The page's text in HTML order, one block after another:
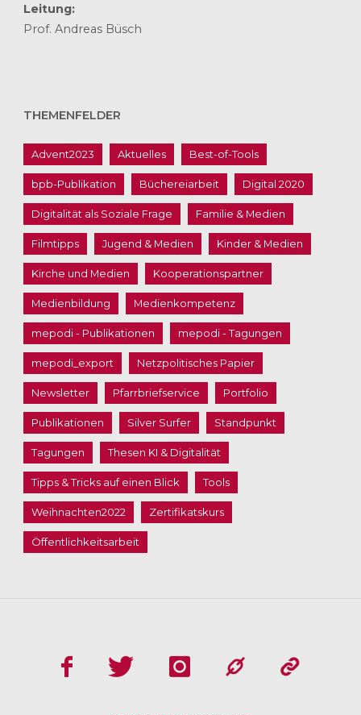
Leitung:
Prof. Andreas Büsch
THEMENFELDER
Advent2023 Aktuelles Best-of-Tools
bpb-Publikation Büchereiarbeit Digital 2020
Digitalität als Soziale Frage Familie & Medien
Filmtipps Jugend & Medien Kinder & Medien
Kirche und Medien Kooperationspartner
Medienbildung Medienkompetenz
mepodi - Publikationen mepodi - Tagungen
mepodi_export Netzpolitisches Papier
Newsletter Pfarrbriefservice Portfolio
Publikationen Silver Surfer Standpunkt
Tagungen Thesen KI & Digitalität
Tipps & Tricks auf einen Blick Tools
Weihnachten2022 Zertifikatskurs
Öffentlichkeitsarbeit